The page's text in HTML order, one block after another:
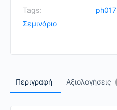
quantity
Tags:
ph017
Σεμινάριο
Περιγραφή Αξιολογήσεις